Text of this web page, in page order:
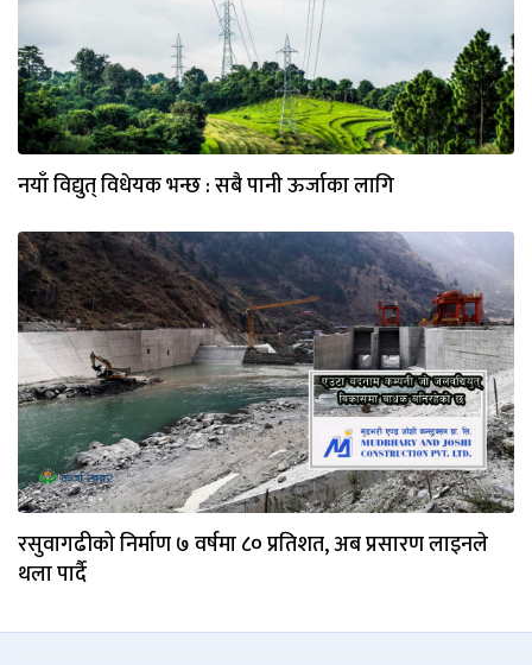
नयाँ विद्युत् विधेयक भन्छ : सबै पानी ऊर्जाका लागि
रसुवागढीको निर्माण ७ वर्षमा ८० प्रतिशत, अब प्रसारण लाइनले
थला पार्दै